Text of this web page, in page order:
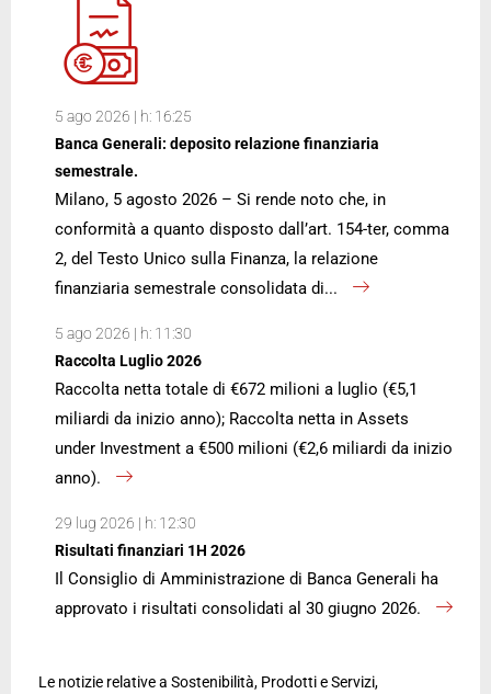
5 ago 2026 | h: 16:25
Banca Generali: deposito relazione finanziaria
semestrale.
Milano, 5 agosto 2026 – Si rende noto che, in
conformità a quanto disposto dall’art. 154-ter, comma
2, del Testo Unico sulla Finanza, la relazione
finanziaria semestrale consolidata di...
5 ago 2026 | h: 11:30
Raccolta Luglio 2026
Raccolta netta totale di €672 milioni a luglio (€5,1
miliardi da inizio anno); Raccolta netta in Assets
under Investment a €500 milioni (€2,6 miliardi da inizio
anno).
29 lug 2026 | h: 12:30
Risultati finanziari 1H 2026
Il Consiglio di Amministrazione di Banca Generali ha
approvato i risultati consolidati al 30 giugno 2026.
Le notizie relative a Sostenibilità, Prodotti e Servizi,